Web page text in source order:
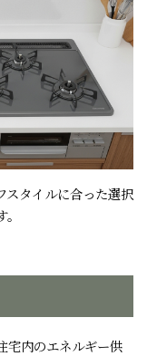
スタイルに合った選択
宅内のエネルギー供